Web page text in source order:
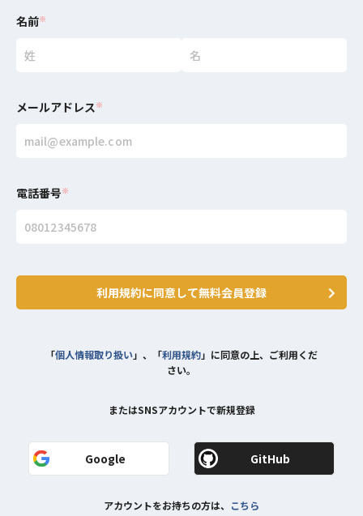
名前※
メールアドレス※
電話番号※
利用規約に同意して無料会員登録
「個人情報取り扱い」、「利用規約」に同意の上、ご利用くだ
さい。
またはSNSアカウントで新規登録
Google GitHub
アカウントをお持ちの方は、 こちら